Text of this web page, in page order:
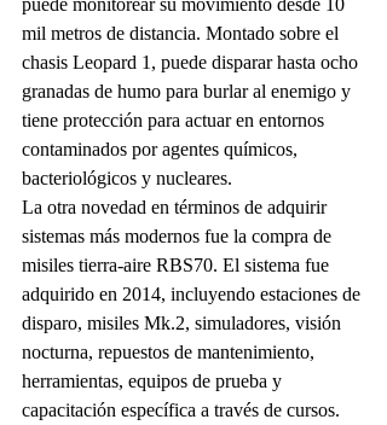
mil metros de distancia. Montado sobre el
chasis Leopard 1, puede disparar hasta ocho
granadas de humo para burlar al enemigo y
tiene protección para actuar en entornos
contaminados por agentes químicos,
bacteriológicos y nucleares.
La otra novedad en términos de adquirir
sistemas más modernos fue la compra de
misiles tierra-aire RBS70. El sistema fue
adquirido en 2014, incluyendo estaciones de
disparo, misiles Mk.2, simuladores, visión
nocturna, repuestos de mantenimiento,
herramientas, equipos de prueba y
capacitación específica a través de cursos.